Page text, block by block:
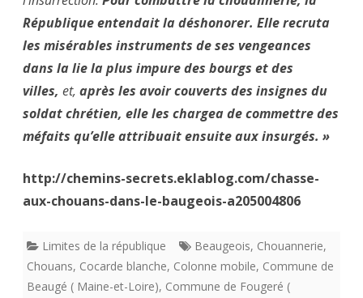
République entendait la déshonorer. Elle recruta
les misérables instruments de ses vengeances
dans la lie la plus impure des bourgs et des
villes, et, après les avoir couverts des insignes du
soldat chrétien, elle les chargea de commettre des
méfaits qu’elle attribuait ensuite aux insurgés. »
http://chemins-secrets.eklablog.com/chasse-
aux-chouans-dans-le-baugeois-a205004806
Limites de la république Beaugeois, Chouannerie,
Chouans, Cocarde blanche, Colonne mobile, Commune de
Beaugé ( Maine-et-Loire), Commune de Fougeré (